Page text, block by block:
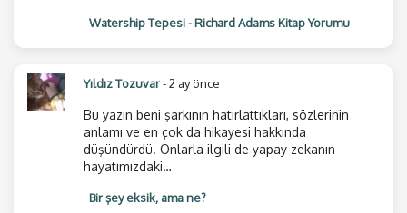
Watership Tepesi - Richard Adams Kitap Yorumu
Yıldız Tozuvar- 2 ay önce
Bu yazın beni şarkının hatırlattıkları, sözlerinin
anlamı ve en çok da hikayesi hakkında
düşündürdü. Onlarla ilgili de yapay zekanın
hayatımızdaki…
Bir şey eksik, ama ne?